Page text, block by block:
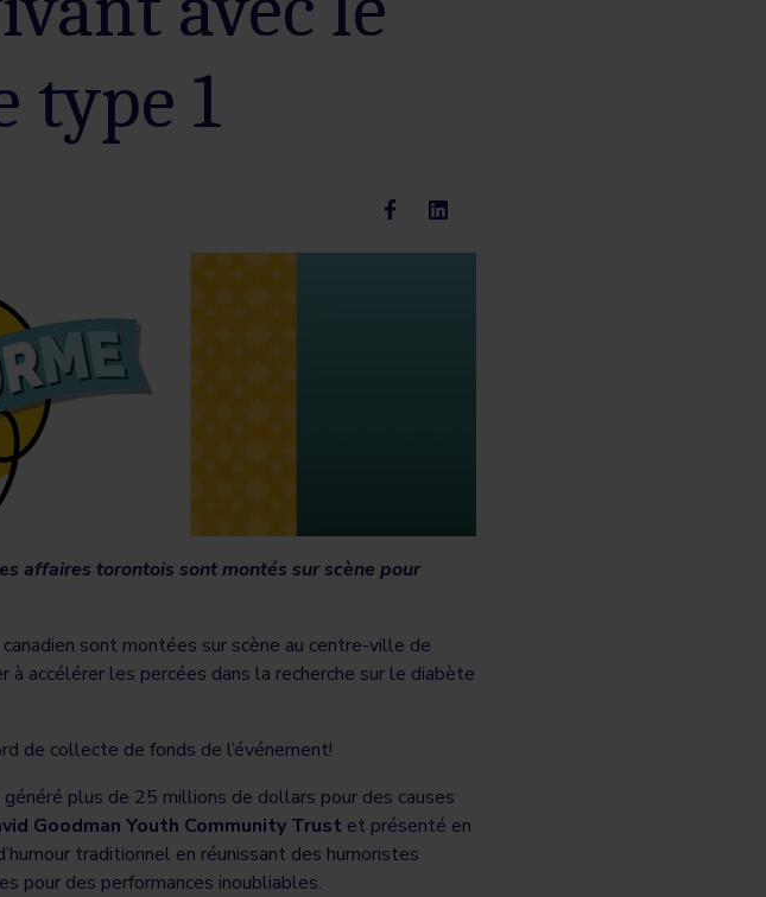
type 1
affaires torontois sont montés sur scène pour
sont montées sur scène au centre-ville de
accélérer les percées dans la recherche sur le diabète
de collecte de fonds de l’événement!
plus de 25 millions de dollars pour des causes
Goodman Youth Community Trust et présenté en
traditionnel en réunissant des humoristes
pour des performances inoubliables.